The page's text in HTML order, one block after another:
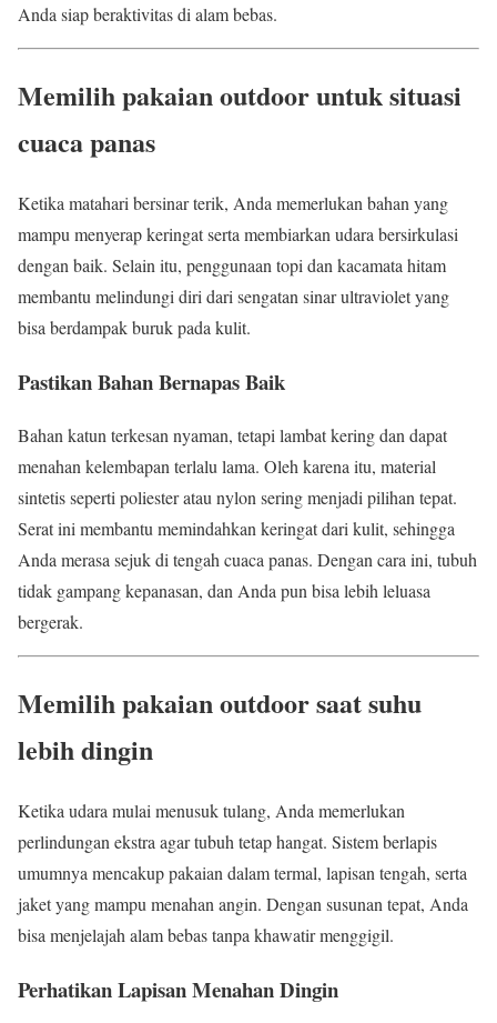
Anda siap beraktivitas di alam bebas.
Memilih pakaian outdoor untuk situasi
cuaca panas
Ketika matahari bersinar terik, Anda memerlukan bahan yang
mampu menyerap keringat serta membiarkan udara bersirkulasi
dengan baik. Selain itu, penggunaan topi dan kacamata hitam
membantu melindungi diri dari sengatan sinar ultraviolet yang
bisa berdampak buruk pada kulit.
Pastikan Bahan Bernapas Baik
Bahan katun terkesan nyaman, tetapi lambat kering dan dapat
menahan kelembapan terlalu lama. Oleh karena itu, material
sintetis seperti poliester atau nylon sering menjadi pilihan tepat.
Serat ini membantu memindahkan keringat dari kulit, sehingga
Anda merasa sejuk di tengah cuaca panas. Dengan cara ini, tubuh
tidak gampang kepanasan, dan Anda pun bisa lebih leluasa
bergerak.
Memilih pakaian outdoor saat suhu
lebih dingin
Ketika udara mulai menusuk tulang, Anda memerlukan
perlindungan ekstra agar tubuh tetap hangat. Sistem berlapis
umumnya mencakup pakaian dalam termal, lapisan tengah, serta
jaket yang mampu menahan angin. Dengan susunan tepat, Anda
bisa menjelajah alam bebas tanpa khawatir menggigil.
Perhatikan Lapisan Menahan Dingin